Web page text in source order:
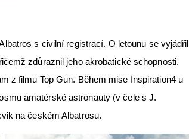
s civilní registrací. O letounu se vyjádřil
zdůraznil jeho akrobatické schopnosti.
z filmu Top Gun. Během mise Inspiration4 u
amatérské astronauty (v čele s J.
na českém Albatrosu.